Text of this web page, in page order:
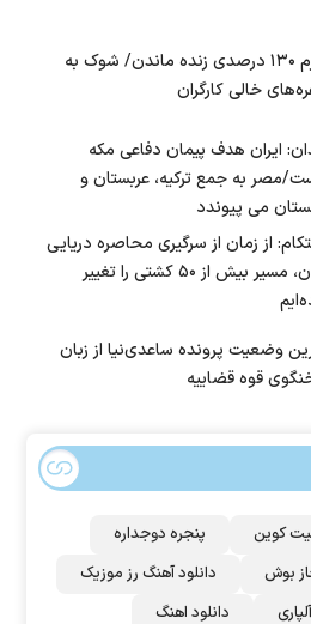
تورم ۱۳۰ درصدی زنده ماندن/ شوک به
خالی کارگران
ایران هدف پیمان دفاعی مکه
مصر به جمع ترکیه، عربستان و
می پیوندد
از زمان از سرگیری محاصره دریایی
ایران، مسیر بیش از ۵۰ کشتی را تغییر
وضعیت پرونده ساعدی‌نیا از زبان
قوه قضاییه
کوین
پنجره دوجداره
بوش
دانلود آهنگ رز‌ موزیک
آلپاری دانلود اهنگ